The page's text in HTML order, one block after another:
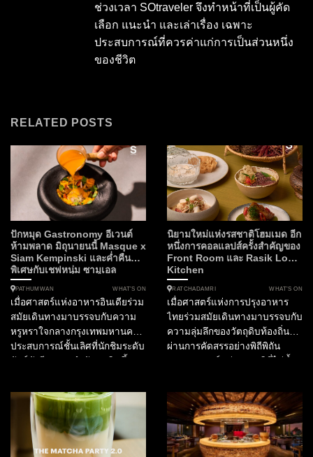
ช่วงเวลา SOtraveler จึงทำหน้าที่เป็นผู้คัด
เลือก แนะนำ และเล่าเรื่อง เฉพาะ
ประสบการณ์ที่ควรค่าแก่การเป็นส่วนหนึ่ง
ของชีวิต
RELATED POSTS
ปักหมุด Gastronomy อีเวนต์
ห้ามพลาด มิถุนายนนี้ Masque x
Siam Kempinski และค่ำคืน
พิเศษกับเชฟหนุ่ม ซามูเอล
PATHUMWAN WHAT’S ON
เมื่อศาสตร์แห่งอาหารอินเดียร่วม
สมัยเดินทางมาบรรจบกับความ
หรูหราใจกลางกรุงเทพมหานคร
ประสบการณ์ชั้นเลิศที่นักชิมระดับ
SOtraveler เรามีความยินดีที่จะ
นำเสนอการร่วมมือครั้งสำคัญที่
กำลังจะเปลี่ยนค่ำคืนต้นเดือน
มิถุนายนนี้ให้เป็นมื้ออาหารที่น่า
จดจำที่สุดแห่งปี โรงแรมสยาม
นิยามใหม่แห่งรสชาติโฮมเมด อีก
หนึ่งการคอลแลปส์ครั้งสำคัญของ
Front Room และ Rasik Local
Kitchen
RATCHADAMRI WHAT’S ON
เมื่อศาสตร์แห่งการปรุงอาหาร
ไทยร่วมสมัยเดินทางมาบรรจบกับ
ความลุ่มลึกของวัตถุดิบท้องถิ่นที่
ผ่านการคัดสรรอย่างพิถีพิถัน
กรุงเทพมหานคร สำหรับไฟน์ได
นิ่งเลิฟเวอร์ที่กำลังมองหา
ประสบการณ์อาหารไทยที่ก้าว
ข้ามขีดจำกัดเดิมๆ ห้ามพลาด
ความร่วมมือครั้งสำคัญใน